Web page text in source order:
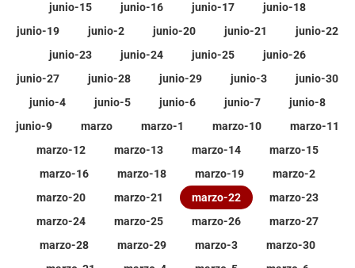
junio-15
junio-16 junio-17
junio-18
junio-19
junio-2 junio-20 junio-21
junio-22
junio-23
junio-24 junio-25
junio-26
junio-27
junio-28 junio-29 junio-3
junio-30
junio-4
junio-5 junio-6 junio-7
junio-8
junio-9
marzo marzo-1 marzo-10
marzo-11
marzo-12
marzo-13 marzo-14
marzo-15
marzo-16
marzo-18 marzo-19
marzo-2
marzo-20
marzo-21 marzo-22
marzo-23
marzo-24
marzo-25 marzo-26
marzo-27
marzo-28
marzo-29 marzo-3
marzo-30